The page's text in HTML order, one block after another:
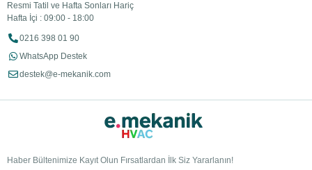
Resmi Tatil ve Hafta Sonları Hariç
Hafta İçi : 09:00 - 18:00
0216 398 01 90
WhatsApp Destek
destek@e-mekanik.com
Haber Bültenimize Kayıt Olun Fırsatlardan İlk Siz Yararlanın!